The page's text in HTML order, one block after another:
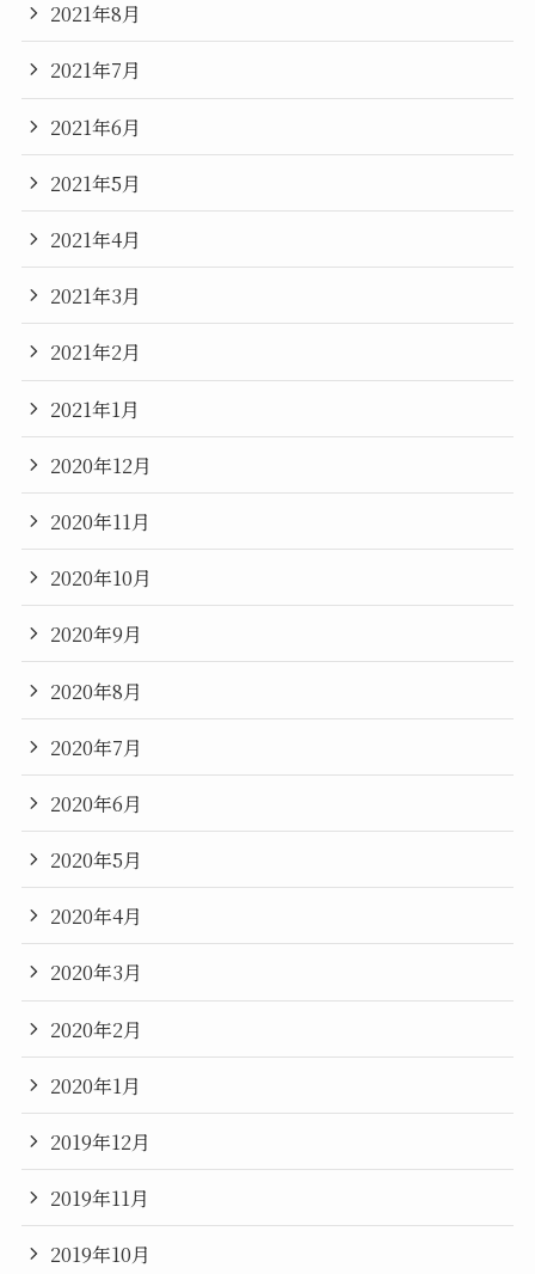
2021年8月
2021年7月
2021年6月
2021年5月
2021年4月
2021年3月
2021年2月
2021年1月
2020年12月
2020年11月
2020年10月
2020年9月
2020年8月
2020年7月
2020年6月
2020年5月
2020年4月
2020年3月
2020年2月
2020年1月
2019年12月
2019年11月
2019年10月